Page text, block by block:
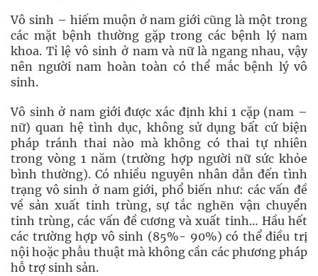
Vô sinh – hiếm muộn ở nam giới cũng là một trong
các mặt bệnh thường gặp trong các bệnh lý nam
khoa. Tỉ lệ vô sinh ở nam và nữ là ngang nhau, vậy
nên người nam hoàn toàn có thể mắc bệnh lý vô
sinh.
Vô sinh ở nam giới được xác định khi 1 cặp (nam –
nữ) quan hệ tình dục, không sử dụng bất cứ biện
pháp tránh thai nào mà không có thai tự nhiên
trong vòng 1 năm (trường hợp người nữ sức khỏe
bình thường). Có nhiều nguyên nhân dẫn đến tình
trạng vô sinh ở nam giới, phổ biến như: các vấn đề
về sản xuất tinh trùng, sự tắc nghẽn vận chuyển
tinh trùng, các vấn đề cương và xuất tinh… Hầu hết
các trường hợp vô sinh (85%- 90%) có thể điều trị
nội hoặc phẫu thuật mà không cần các phương pháp
hỗ trợ sinh sản.